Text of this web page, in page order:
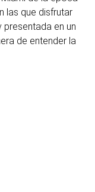
las que disfrutar
en un
de entender la